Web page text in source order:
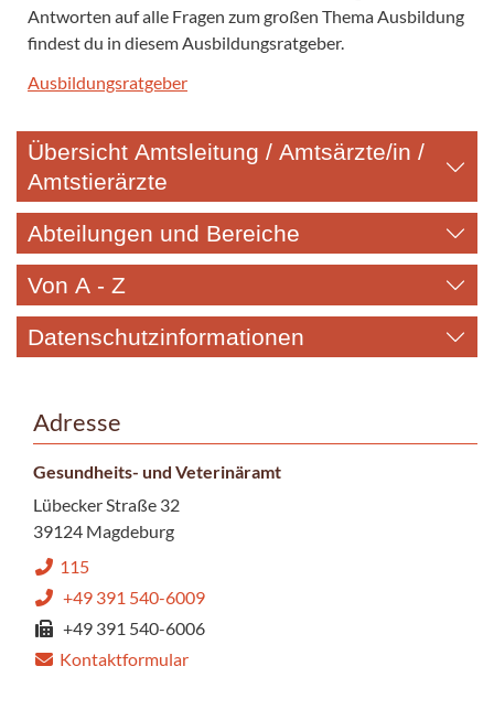
Antworten auf alle Fragen zum großen Thema Ausbildung
findest du in diesem Ausbildungsratgeber.
Ausbildungsratgeber
Übersicht Amtsleitung / Amtsärzte/in /
Amtstierärzte
Abteilungen und Bereiche
Von A - Z
Datenschutzinformationen
Adresse
Gesundheits- und Veterinäramt
Lübecker Straße 32
39124 Magdeburg
115
+49 391 540-6009
+49 391 540-6006
Kontaktformular